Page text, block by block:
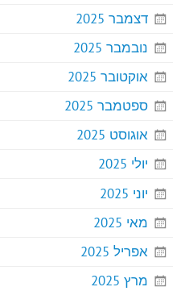
דצמבר 2025
נובמבר 2025
אוקטובר 2025
ספטמבר 2025
אוגוסט 2025
יולי 2025
יוני 2025
מאי 2025
אפריל 2025
מרץ 2025